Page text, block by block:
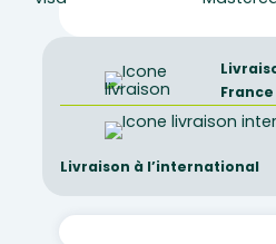
Livraison à l’international